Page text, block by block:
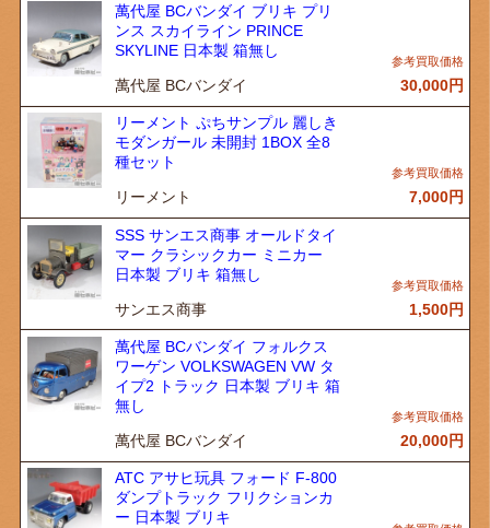
萬代屋 BCバンダイ ブリキ プリ
ンス スカイライン PRINCE
SKYLINE 日本製 箱無し
萬代屋 BCバンダイ 30,000円
リーメント ぷちサンプル 麗しき
モダンガール 未開封 1BOX 全8
種セット
リーメント 7,000円
SSS サンエス商事 オールドタイ
マー クラシックカー ミニカー
日本製 ブリキ 箱無し
サンエス商事 1,500円
萬代屋 BCバンダイ フォルクス
ワーゲン VOLKSWAGEN VW タ
イプ2 トラック 日本製 ブリキ 箱
無し
萬代屋 BCバンダイ 20,000円
ATC アサヒ玩具 フォード F-800
ダンプトラック フリクションカ
ー 日本製 ブリキ